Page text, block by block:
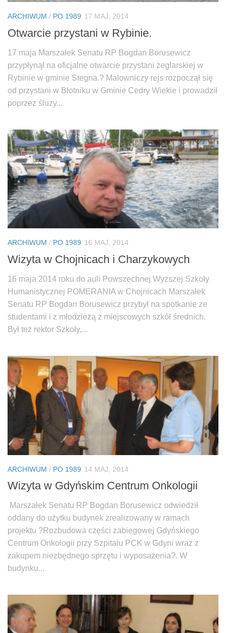
ARCHIWUM / PO 1989 17 MAJ, 2014
Otwarcie przystani w Rybinie.
17 maja Marszałek Senatu RP Bogdan Borusewicz
przypłynął na oficjalne otwarcie przystani żeglarskiej w
Rybinie w gminie Stegna.? Malowniczy rejs rozpoczął się
od przystani w Błotniku w Gminie Cedry Wiekie i prowadził
poprzez śluzy...
ARCHIWUM / PO 1989 16 MAJ, 2014
Wizyta w Chojnicach i Charzykowych
16 maja 2014 roku do auli Powszechnej Wyższej Szkoły
Humanistycznej POMERANIA w Chojnicach Marszałek
Senatu RP Bogdan Borusewicz przybył na spotkanie ze
studentami i z młodzieżą z miejscowych szkół średnich.
Był też rektor Szkoły,...
ARCHIWUM / PO 1989 14 MAJ, 2014
Wizyta w Gdyńskim Centrum Onkologii
Marszałek Senatu RP Bogdan Borusewicz odwiedził
oddany do użytku budynek zrealizowany w ramach
projektu ?Rozbudowa części zabiegowej Gdyńskiego
Centrum Onkologii przy Szpitalu PCK w Gdyni wraz z
zakupem niezbędnego sprzętu i wyposażenia?. W
budynku...